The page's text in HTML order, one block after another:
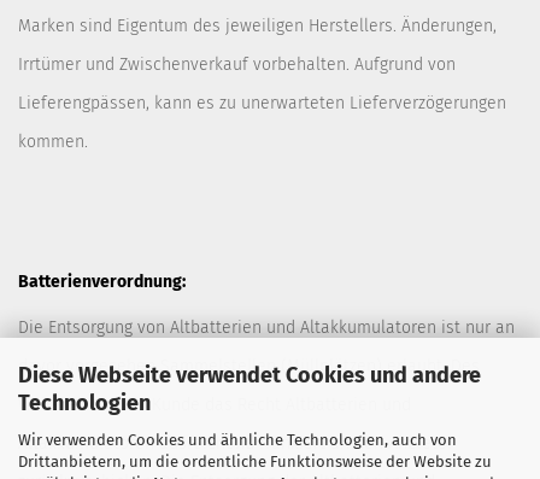
Diese Webseite verwendet Cookies und andere
Technologien
Wir verwenden Cookies und ähnliche Technologien, auch von
Drittanbietern, um die ordentliche Funktionsweise der Website zu
Marken sind Eigentum des jeweiligen Herstellers. Änderungen,
Irrtümer und Zwischenverkauf vorbehalten. Aufgrund von
Lieferengpässen, kann es zu unerwarteten Lieferverzögerungen
kommen.
Batterienverordnung:
Die Entsorgung von Altbatterien und Altakkumulatoren ist nur an
davor vorgesehen Sammelstellen (Müllplätzen) erlaubt. Des
Weiteren hat der Kunde das Recht Altbatterien und
Altakkumulatoren ausreichend frankiert an den Anbieter